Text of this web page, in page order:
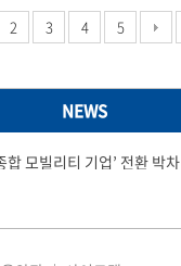
2 3 4 5
NEWS
모빌리티 기업’ 전환 박차